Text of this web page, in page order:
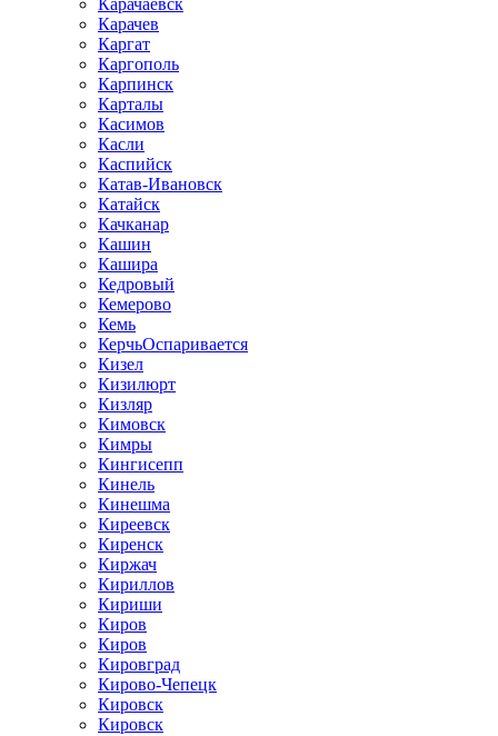
Карачаевск
Карачев
Каргат
Каргополь
Карпинск
Карталы
Касимов
Касли
Каспийск
Катав-Ивановск
Катайск
Качканар
Кашин
Кашира
Кедровый
Кемерово
Кемь
КерчьОспаривается
Кизел
Кизилюрт
Кизляр
Кимовск
Кимры
Кингисепп
Кинель
Кинешма
Киреевск
Киренск
Киржач
Кириллов
Кириши
Киров
Киров
Кировград
Кирово-Чепецк
Кировск
Кировск